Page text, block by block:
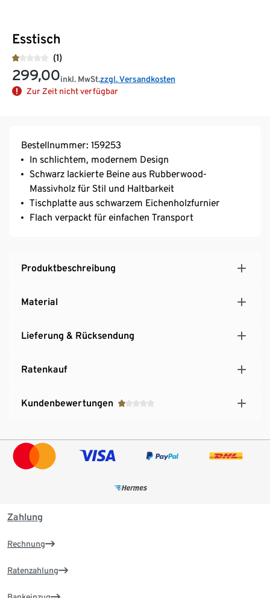
Esstisch
(1)
299,00inkl. MwSt.zzgl. Versandkosten
Zur Zeit nicht verfügbar
Bestellnummer: 159253
In schlichtem, modernem Design
Schwarz lackierte Beine aus Rubberwood-
Massivholz für Stil und Haltbarkeit
Tischplatte aus schwarzem Eichenholzfurnier
Flach verpackt für einfachen Transport
Produktbeschreibung
Material
Lieferung & Rücksendung
Ratenkauf
Kundenbewertungen
Zahlung
Rechnung
Ratenzahlung